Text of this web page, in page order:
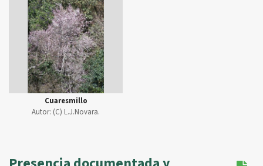
Cuaresmillo
Autor: (C) L.J.Novara.